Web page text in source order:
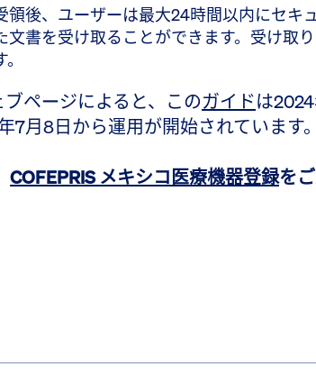
領後、ユーザーは最大24時間以内にセキ
文書を受け取ることができます。受け取
ブページによると、このガイドは
7月8日から運用が開始されています。
COFEPRIS メキシコ医療機器登録を